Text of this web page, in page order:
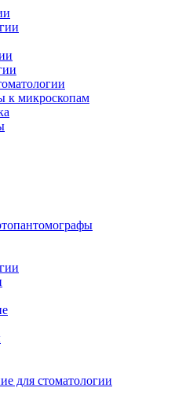
к микроскопам
для стоматологии